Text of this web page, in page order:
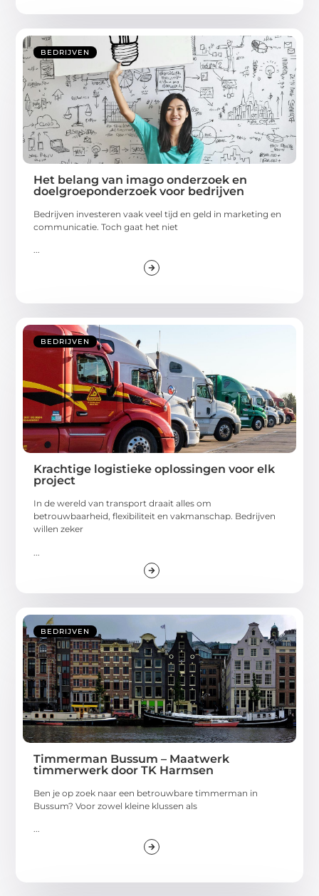
BEDRIJVEN
Het belang van imago onderzoek en
doelgroeponderzoek voor bedrijven
Bedrijven investeren vaak veel tijd en geld in marketing en
communicatie. Toch gaat het niet
...
BEDRIJVEN
Krachtige logistieke oplossingen voor elk
project
In de wereld van transport draait alles om
betrouwbaarheid, flexibiliteit en vakmanschap. Bedrijven
willen zeker
BEDRIJVEN
Timmerman Bussum – Maatwerk
timmerwerk door TK Harmsen
Ben je op zoek naar een betrouwbare timmerman in
Bussum? Voor zowel kleine klussen als
...